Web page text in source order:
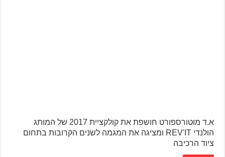
א.ד מוטורספורט חושפת את קולקציית 2017 של המותג
הולנדי REV'IT ומציגה את המגמה לשנים הקרובות בתחום
ציוד הרכיבה